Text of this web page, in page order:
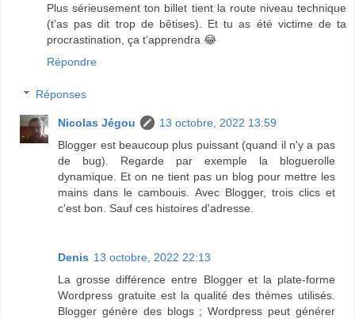
Plus sérieusement ton billet tient la route niveau technique
(t’as pas dit trop de bêtises). Et tu as été victime de ta
procrastination, ça t’apprendra 😂
Répondre
Réponses
Nicolas Jégou
13 octobre, 2022 13:59
Blogger est beaucoup plus puissant (quand il n'y a pas
de bug). Regarde par exemple la bloguerolle
dynamique. Et on ne tient pas un blog pour mettre les
mains dans le cambouis. Avec Blogger, trois clics et
c'est bon. Sauf ces histoires d'adresse.
Denis 13 octobre, 2022 22:13
La grosse différence entre Blogger et la plate-forme
Wordpress gratuite est la qualité des thèmes utilisés.
Blogger génère des blogs ; Wordpress peut générer